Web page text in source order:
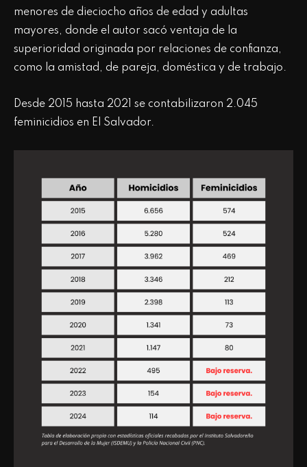
menores de dieciocho años de edad y adultas
mayores, donde el autor sacó ventaja de la
superioridad originada por relaciones de confianza,
como la amistad, de pareja, doméstica y de trabajo.
Desde 2015 hasta 2021 se contabilizaron 2.045
feminicidios en El Salvador.